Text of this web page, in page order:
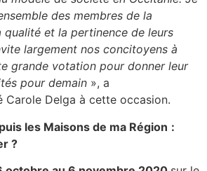
des membres de la
qualité et la pertinence de leurs
largement nos concitoyens à
grande votation pour donner leur
pour demain », a
Carole Delga à cette occasion.
les Maisons de ma Région :
?